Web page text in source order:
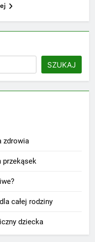
SZUKAJ
zdrowia
przekąsek
całej rodziny
dziecka